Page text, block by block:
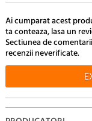
Ai cumparat acest
ta conteaza, lasa un
Sectiunea de
recenzii neverificate.